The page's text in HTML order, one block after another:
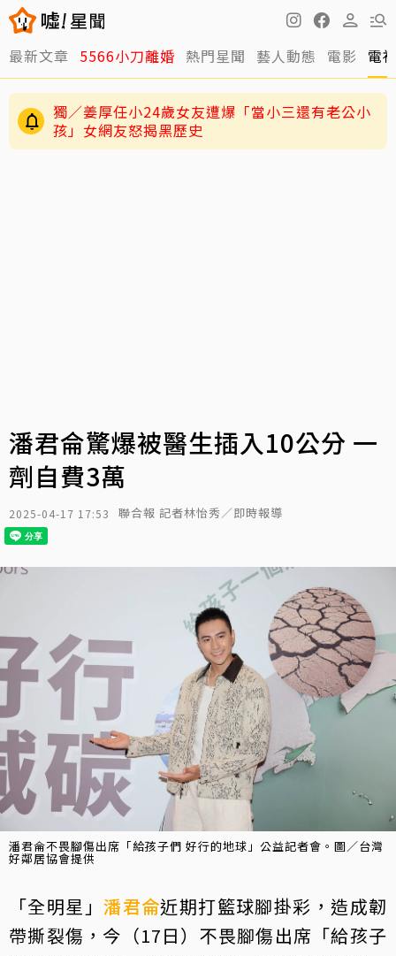
最新文章 5566小刀離婚 熱門星聞 藝人動態 電影 電
獨／姜厚任小24歲女友遭爆「當小三還有老公小
孩」女網友怒揭黑歷史
潘君侖驚爆被醫生插入10公分 一
劑自費3萬
2025-04-17 17:53 聯合報 記者林怡秀／即時報導
潘君侖不畏腳傷出席「給孩子們 好行的地球」公益記者會。圖／台灣
好鄰居協會提供
「全明星」潘君侖近期打籃球腳掛彩，造成韌
帶撕裂傷，今（17日）不畏腳傷出席「給孩子